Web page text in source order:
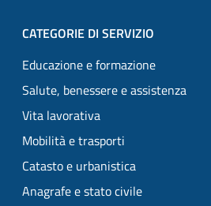
CATEGORIE DI SERVIZIO
Educazione e formazione
Salute, benessere e assistenza
Vita lavorativa
Mobilità e trasporti
Catasto e urbanistica
Anagrafe e stato civile